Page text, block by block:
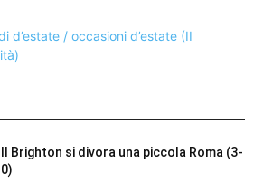
Il Brighton si divora una piccola Roma (3-
0)